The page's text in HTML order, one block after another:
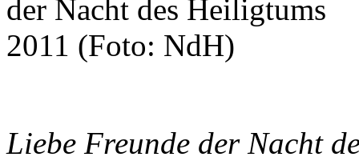
Liebe Freunde der Nacht